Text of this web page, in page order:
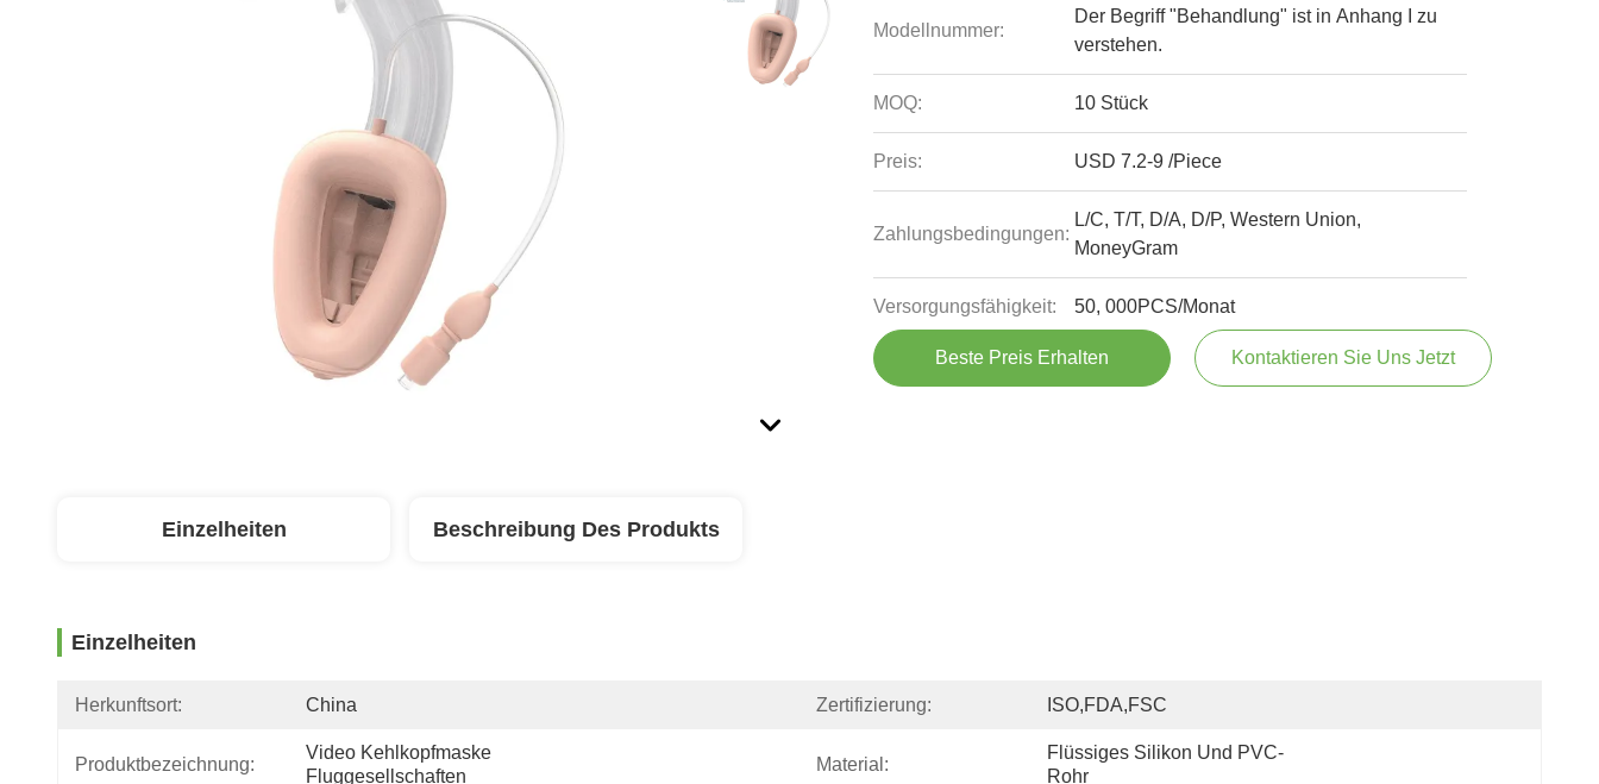
Modellnummer:
Der Begriff "Behandlung" ist in Anhang I zu
verstehen.
MOQ: 10 Stück
Preis: USD 7.2-9 /Piece
Zahlungsbedingungen:
L/C, T/T, D/A, D/P, Western Union,
MoneyGram
Versorgungsfähigkeit: 50, 000PCS/Monat
Beste Preis Erhalten Kontaktieren Sie Uns Jetzt
Einzelheiten Beschreibung Des Produkts
Einzelheiten
Herkunftsort: China Zertifizierung: ISO,FDA,FSC
Produktbezeichnung:
Video Kehlkopfmaske
Fluggesellschaften
Material:
Flüssiges Silikon Und PVC-
Rohr